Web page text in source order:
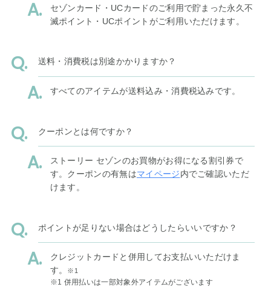
セゾンカード・UCカードのご利用で貯まった永久不
滅ポイント・UCポイントがご利用いただけます。
送料・消費税は別途かかりますか？
すべてのアイテムが送料込み・消費税込みです。
クーポンとは何ですか？
ストーリー セゾンのお買物がお得になる割引券で
す。クーポンの有無はマイページ内でご確認いただ
けます。
ポイントが足りない場合はどうしたらいいですか？
クレジットカードと併用してお支払いいただけま
す。
※1
※1 併用払いは一部対象外アイテムがございます